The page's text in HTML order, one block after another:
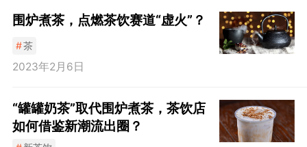
围炉煮茶，点燃茶饮赛道“虚火”？
#茶
2023年2月6日
“罐罐奶茶”取代围炉煮茶，茶饮店
如何借鉴新潮流出圈？